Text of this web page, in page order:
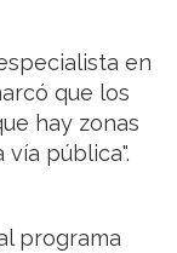
en
que los
hay zonas
pública".
programa